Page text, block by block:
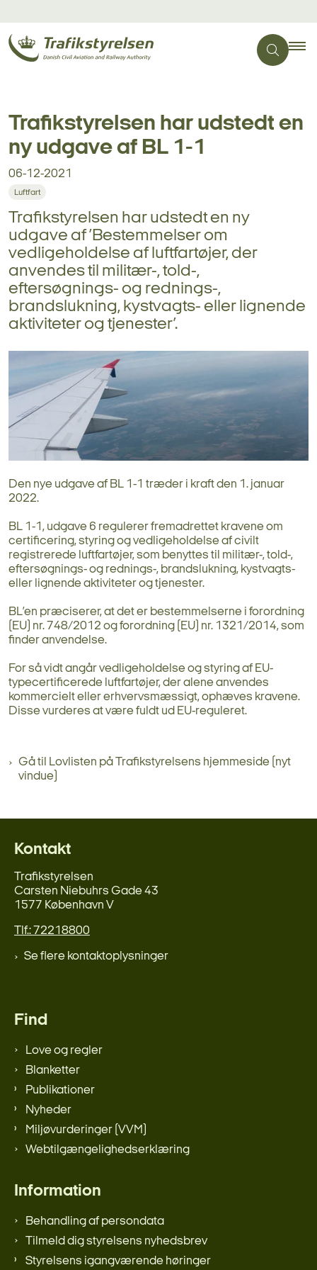
Trafikstyrelsen har udstedt en
ny udgave af BL 1-1
06-12-2021
Luftfart
Trafikstyrelsen har udstedt en ny
udgave af ’Bestemmelser om
vedligeholdelse af luftfartøjer, der
anvendes til militær-, told-,
eftersøgnings- og rednings-,
brandslukning, kystvagts- eller lignende
aktiviteter og tjenester’.
Den nye udgave af BL 1-1 træder i kraft den 1. januar
2022.
BL 1-1, udgave 6 regulerer fremadrettet kravene om
certificering, styring og vedligeholdelse af civilt
registrerede luftfartøjer, som benyttes til militær-, told-,
eftersøgnings- og rednings-, brandslukning, kystvagts-
eller lignende aktiviteter og tjenester.
BL’en præciserer, at det er bestemmelserne i forordning
(EU) nr. 748/2012 og forordning (EU) nr. 1321/2014, som
finder anvendelse.
For så vidt angår vedligeholdelse og styring af EU-
typecertificerede luftfartøjer, der alene anvendes
kommercielt eller erhvervsmæssigt, ophæves kravene.
Disse vurderes at være fuldt ud EU-reguleret.
Gå til Lovlisten på Trafikstyrelsens hjemmeside (nyt
vindue)
Kontakt
Trafikstyrelsen
Carsten Niebuhrs Gade 43
1577 København V
Tlf.: 72218800
Se flere kontaktoplysninger
Find
Love og regler
Blanketter
Publikationer
Nyheder
Miljøvurderinger (VVM)
Webtilgængelighedserklæring
Information
Behandling af persondata
Tilmeld dig styrelsens nyhedsbrev
Styrelsens igangværende høringer